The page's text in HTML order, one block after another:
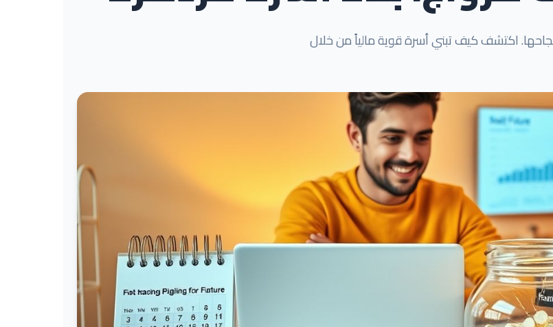
اكتشف كيف تبني أسرة قوية مالياً من خلال